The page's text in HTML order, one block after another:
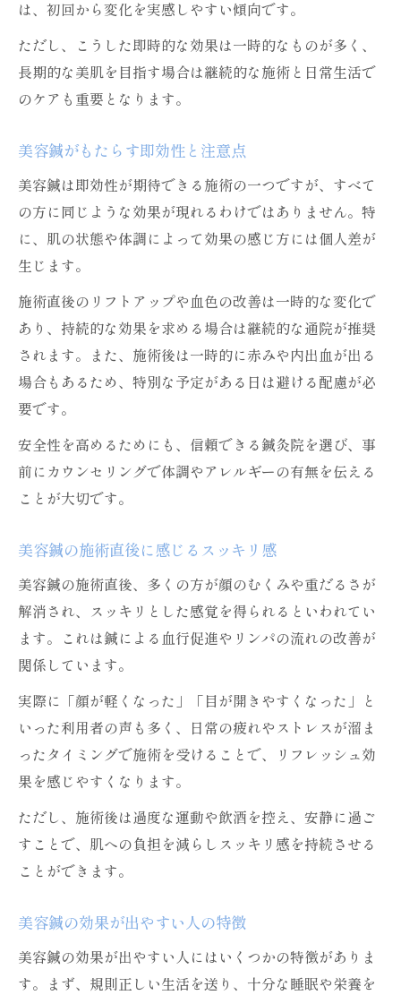
は、初回から変化を実感しやすい傾向です。
ただし、こうした即時的な効果は一時的なものが多く、
長期的な美肌を目指す場合は継続的な施術と日常生活で
のケアも重要となります。
美容鍼がもたらす即効性と注意点
美容鍼は即効性が期待できる施術の一つですが、すべて
の方に同じような効果が現れるわけではありません。特
に、肌の状態や体調によって効果の感じ方には個人差が
生じます。
施術直後のリフトアップや血色の改善は一時的な変化で
あり、持続的な効果を求める場合は継続的な通院が推奨
されます。また、施術後は一時的に赤みや内出血が出る
場合もあるため、特別な予定がある日は避ける配慮が必
要です。
安全性を高めるためにも、信頼できる鍼灸院を選び、事
前にカウンセリングで体調やアレルギーの有無を伝える
ことが大切です。
美容鍼の施術直後に感じるスッキリ感
美容鍼の施術直後、多くの方が顔のむくみや重だるさが
解消され、スッキリとした感覚を得られるといわれてい
ます。これは鍼による血行促進やリンパの流れの改善が
関係しています。
実際に「顔が軽くなった」「目が開きやすくなった」と
いった利用者の声も多く、日常の疲れやストレスが溜ま
ったタイミングで施術を受けることで、リフレッシュ効
果を感じやすくなります。
ただし、施術後は過度な運動や飲酒を控え、安静に過ご
すことで、肌への負担を減らしスッキリ感を持続させる
ことができます。
美容鍼の効果が出やすい人の特徴
美容鍼の効果が出やすい人にはいくつかの特徴がありま
す。まず、規則正しい生活を送り、十分な睡眠や栄養を